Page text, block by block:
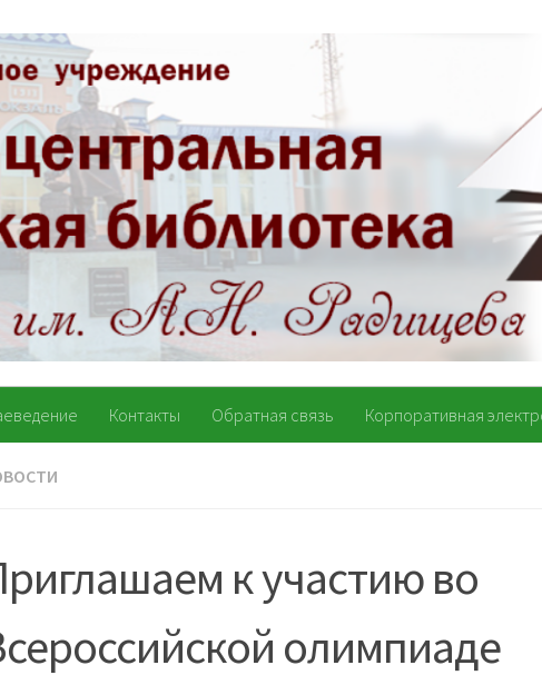
Контакты Обратная связь Корпоративная
к участию во
олимпиаде